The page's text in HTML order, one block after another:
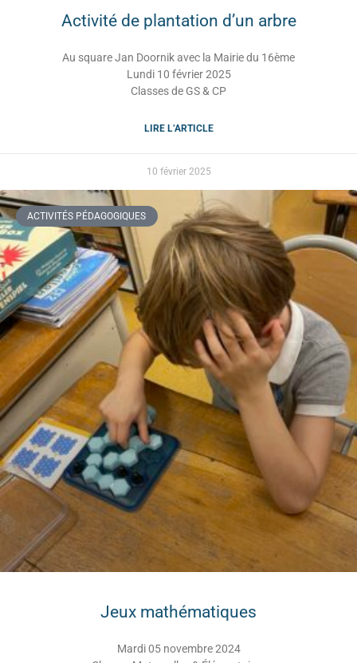
Activité de plantation d’un arbre
Au square Jan Doornik avec la Mairie du 16ème
Lundi 10 février 2025
Classes de GS & CP
LIRE L’ARTICLE
10 février 2025
ACTIVITÉS PÉDAGOGIQUES
Jeux mathématiques
Mardi 05 novembre 2024